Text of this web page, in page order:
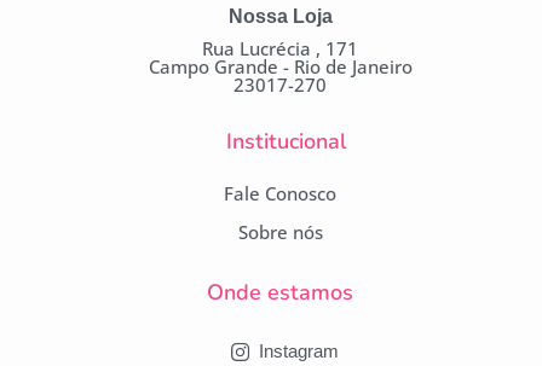
Nossa Loja
Rua Lucrécia , 171
Campo Grande - Rio de Janeiro
23017-270
Institucional
Fale Conosco
Sobre nós
Onde estamos
Instagram